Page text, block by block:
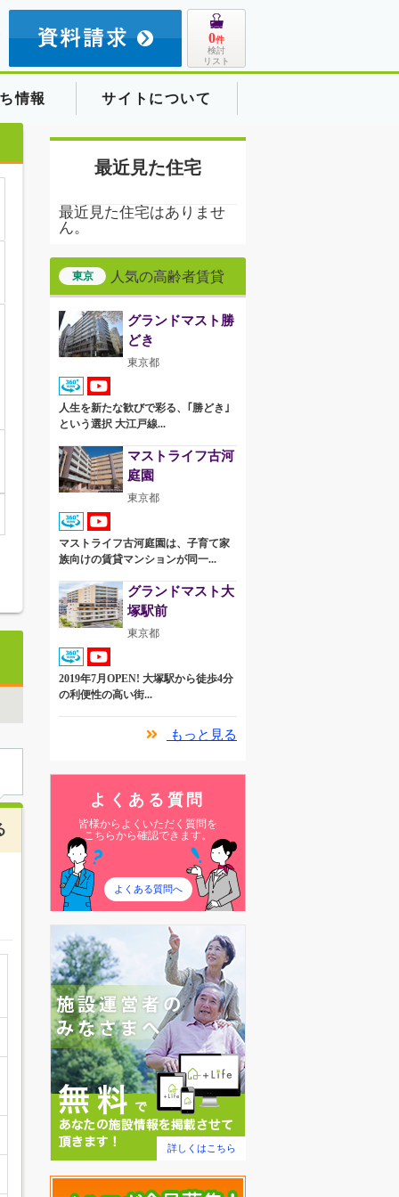
0件
検討
リスト
情報 サイトについて
最近見た住宅
最近見た住宅はありませ
ん。
東京 人気の高齢者賃貸
グランドマスト勝
どき
東京都
人生を新たな歓びで彩る、｢勝どき｣
という選択 大江戸線...
マストライフ古河
庭園
東京都
マストライフ古河庭園は、子育て家
族向けの賃貸マンションが同一...
グランドマスト大
塚駅前
東京都
2019年7月OPEN! 大塚駅から徒歩4分
の利便性の高い街...
もっと見る
よくある質問
皆様からよくいただく質問を
こちらから確認できます。
よくある質問へ
詳しくはこちら